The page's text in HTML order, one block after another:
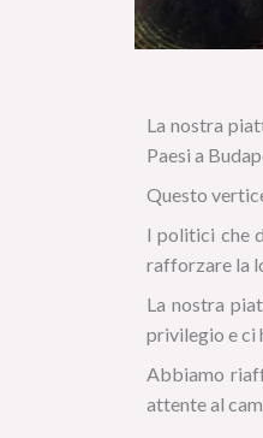
La nostra
Paesi a
Questo
I politici che
rafforzare la
La nostra
privilegio e ci
Abbiamo
attente al